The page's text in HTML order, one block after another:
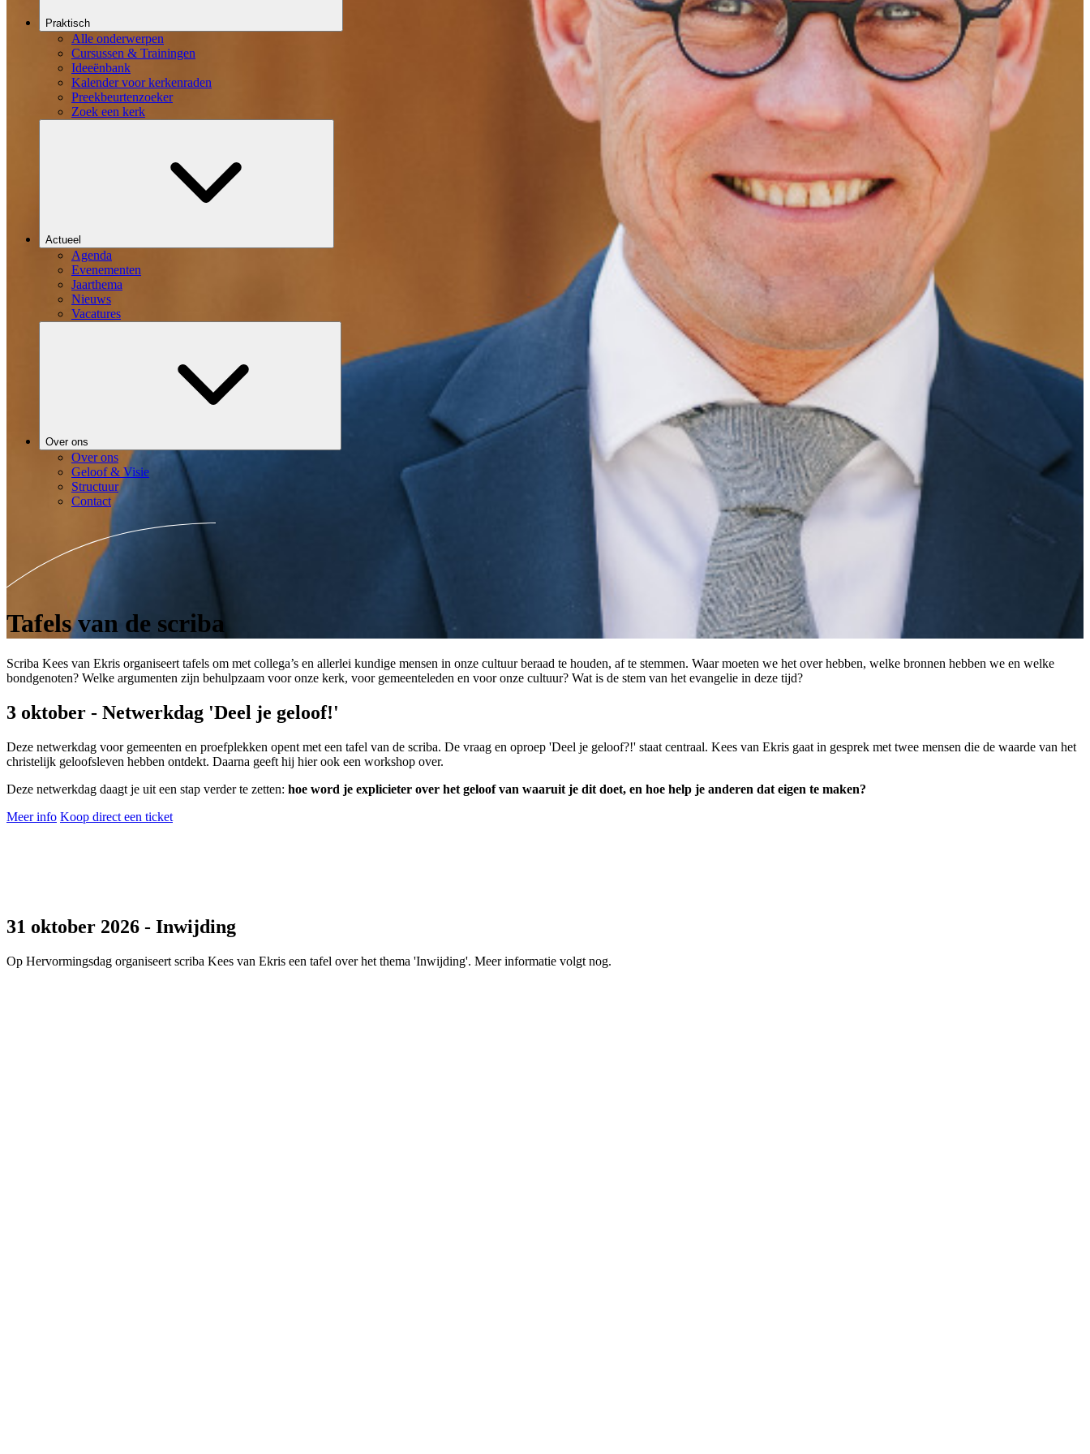
Praktisch
Alle onderwerpen
Cursussen & Trainingen
Ideeënbank
Kalender voor kerkenraden
Preekbeurtenzoeker
Zoek een kerk
Actueel
Agenda
Evenementen
Jaarthema
Nieuws
Vacatures
Over ons
Over ons
Geloof & Visie
Structuur
Contact
Tafels van de scriba
Scriba Kees van Ekris organiseert tafels om met collega’s en allerlei kundige mensen in onze cultuur beraad te houden, af te stemmen. Waar moeten we het over hebben, welke bronnen hebben we en welke
bondgenoten? Welke argumenten zijn behulpzaam voor onze kerk, voor gemeenteleden en voor onze cultuur? Wat is de stem van het evangelie in deze tijd?
3 oktober - Netwerkdag 'Deel je geloof!'
Deze netwerkdag voor gemeenten en proefplekken opent met een tafel van de scriba. De vraag en oproep 'Deel je geloof?!' staat centraal. Kees van Ekris gaat in gesprek met twee mensen die de waarde van het
christelijk geloofsleven hebben ontdekt. Daarna geeft hij hier ook een workshop over.
Deze netwerkdag daagt je uit een stap verder te zetten: hoe word je explicieter over het geloof van waaruit je dit doet, en hoe help je anderen dat eigen te maken?
Meer info Koop direct een ticket
31 oktober 2026 - Inwijding
Op Hervormingsdag organiseert scriba Kees van Ekris een tafel over het thema 'Inwijding'. Meer informatie volgt nog.